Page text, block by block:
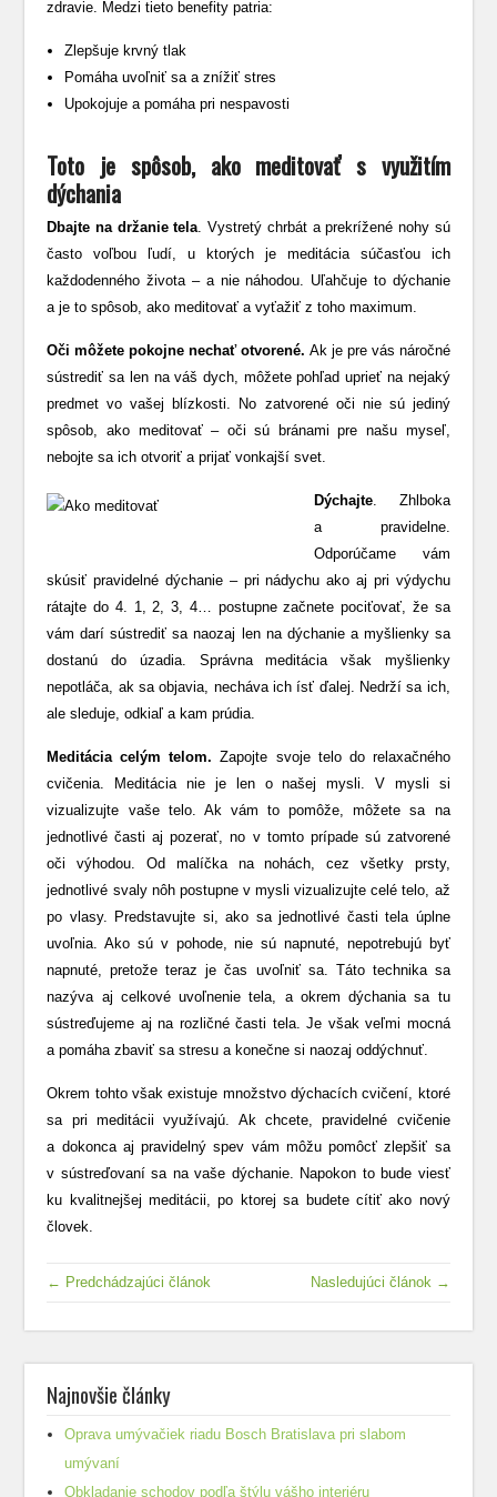
zdravie. Medzi tieto benefity patria:
Zlepšuje krvný tlak
Pomáha uvoľniť sa a znížiť stres
Upokojuje a pomáha pri nespavosti
Toto je spôsob, ako meditovať s využitím
dýchania
Dbajte na držanie tela. Vystretý chrbát a prekrížené nohy sú
často voľbou ľudí, u ktorých je meditácia súčasťou ich
každodenného života – a nie náhodou. Uľahčuje to dýchanie
a je to spôsob, ako meditovať a vyťažiť z toho maximum.
Oči môžete pokojne nechať otvorené. Ak je pre vás náročné
sústrediť sa len na váš dych, môžete pohľad uprieť na nejaký
predmet vo vašej blízkosti. No zatvorené oči nie sú jediný
spôsob, ako meditovať – oči sú bránami pre našu myseľ,
nebojte sa ich otvoriť a prijať vonkajší svet.
Dýchajte. Zhlboka
a pravidelne.
Odporúčame vám
skúsiť pravidelné dýchanie – pri nádychu ako aj pri výdychu
rátajte do 4. 1, 2, 3, 4… postupne začnete pociťovať, že sa
vám darí sústrediť sa naozaj len na dýchanie a myšlienky sa
dostanú do úzadia. Správna meditácia však myšlienky
nepotláča, ak sa objavia, necháva ich ísť ďalej. Nedrží sa ich,
ale sleduje, odkiaľ a kam prúdia.
Meditácia celým telom. Zapojte svoje telo do relaxačného
cvičenia. Meditácia nie je len o našej mysli. V mysli si
vizualizujte vaše telo. Ak vám to pomôže, môžete sa na
jednotlivé časti aj pozerať, no v tomto prípade sú zatvorené
oči výhodou. Od malíčka na nohách, cez všetky prsty,
jednotlivé svaly nôh postupne v mysli vizualizujte celé telo, až
po vlasy. Predstavujte si, ako sa jednotlivé časti tela úplne
uvoľnia. Ako sú v pohode, nie sú napnuté, nepotrebujú byť
napnuté, pretože teraz je čas uvoľniť sa. Táto technika sa
nazýva aj celkové uvoľnenie tela, a okrem dýchania sa tu
sústreďujeme aj na rozličné časti tela. Je však veľmi mocná
a pomáha zbaviť sa stresu a konečne si naozaj oddýchnuť.
Okrem tohto však existuje množstvo dýchacích cvičení, ktoré
sa pri meditácii využívajú. Ak chcete, pravidelné cvičenie
a dokonca aj pravidelný spev vám môžu pomôcť zlepšiť sa
v sústreďovaní sa na vaše dýchanie. Napokon to bude viesť
ku kvalitnejšej meditácii, po ktorej sa budete cítiť ako nový
človek.
← Predchádzajúci článok Nasledujúci článok →
Najnovšie články
Oprava umývačiek riadu Bosch Bratislava pri slabom
umývaní
Obkladanie schodov podľa štýlu vášho interiéru